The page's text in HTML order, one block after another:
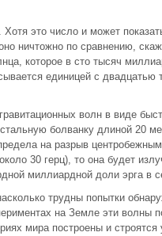
это число и может
ничтожно по сравнению,
которое в сто тысяч
единицей с двадцатью
волн в виде
болванку длиной 20
на разрыв
30 герц), то она будет
миллиардной доли эрга в
трудны попытки
на Земле эти волны
мира построены и строятся